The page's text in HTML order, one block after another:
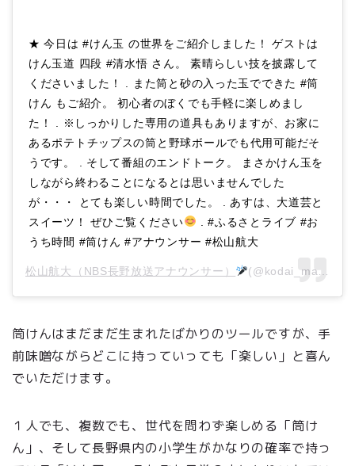
★ 今日は #けん玉 の世界をご紹介しました！ ゲストは
けん玉道 四段 #清水悟 さん。 素晴らしい技を披露して
くださいました！ . また筒と砂の入った玉でできた #筒
けん もご紹介。 初心者のぼくでも手軽に楽しめまし
た！ . ※しっかりした専用の道具もありますが、お家に
あるポテトチップスの筒と野球ボールでも代用可能だそ
うです。 . そして番組のエンドトーク。 まさかけん玉を
しながら終わることになるとは思いませんでした
が・・・ とても楽しい時間でした。 . あすは、大道芸と
スイーツ！ ぜひご覧ください
. #ふるさとライブ #お
うち時間 #筒けん #アナウンサー #松山航大
松山航大（NBS長野放送アナウンサー） (@kodai_matsuyama)がシェアした投稿 –
筒けんはまだまだ生まれたばかりのツールですが、手
前味噌ながらどこに持っていっても「楽しい」と喜ん
でいただけます。
１人でも、複数でも、世代を問わず楽しめる「筒け
ん」、そして長野県内の小学生がかなりの確率で持っ